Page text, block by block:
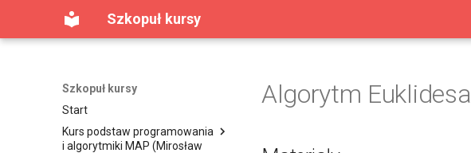
Szkopuł kursy
Szkopuł kursy
Start
Kurs podstaw programowania
i algorytmiki MAP (Mirosław
Algorytm Euklidesa